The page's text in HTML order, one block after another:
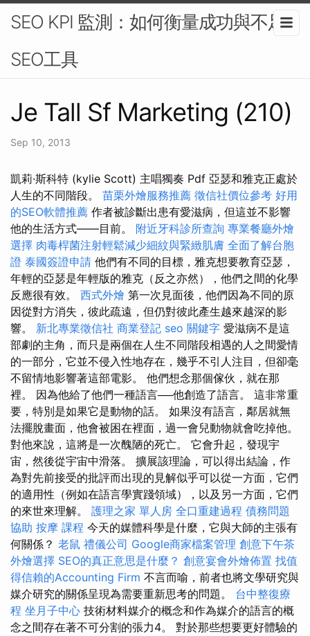
SEO KPI 監測：如何衡量成功與不足-
SEO工具
Je Tall Sf Marketing (210)
Sep 10, 2013
凱莉·斯科特 (kylie Scott) 主唱獨奏 Pdf 亞瑟和雅克正處於
人生的不同階段。 苗栗外燴服務推薦 徵信社價位參考 好用
的SEO軟體推薦 作者被診斷出患有愛滋病，但這並不影響
他的生活方式——目前。 附近牙科診所查詢 專業餐廳外燴
選擇 肉毒桿菌注射輕鬆減少細紋與緊緻肌膚 全面了解台胞
證 泰國簽證申請 他們有不同的目標，雅克想要教育亞瑟，
年輕的亞瑟是年輕版的雅克（反之亦然），他們之間的化學
反應很有效。 西式外燴 第一次見面後，他們因為不同的原
因從對方消失，彼此疏遠，但仍對彼此產生越來越深的影
響。 新北專業徵信社 商業登記 seo 關鍵字 愛滋病不是這
部劇的主角，而只是兩個在人生不同階段相遇的人之間愛情
的一部分，它並不侵入性地存在，幾乎不引人注目，但卻毫
不留情地影響著這部電影。 他們想念那個傢伙，就在那
裡。 因為他給了他們一種語言──他創造了語言。 這非常重
要，特別是如果它是動物的話。 如果沒有語言，鄰居就無
法擺脫畫面，他會被困在裡面，過一會兒動物就會吃掉他。
對他來說，這將是一次醜陋的死亡。 它會升起，發現宇
宙，然後從宇宙中滑落。 擴展該理論，可以得出結論，作
為對先前接受的批評而出現的見解似乎可以從一方面，它們
的適用性（例如在語言學實踐領域），以及另一方面，它們
的來世來理解。 護理之家 單人房 全口重建過程 債務問題
協助 按摩 課程 今天的媒體科學是什麼，它與大師的主張有
何關係？ 老鼠 禮儀公司 Google商家檔案管理 創意下午茶
外燴選擇 SEO的真正意思是什麼？ 創意宴會外燴佈置 找值
得信賴的Accounting Firm 不言而喻，前者也將文學研究與
媒介研究的關係呈現為需要重新思考的問題。 台中整復療
程 坐月子中心 技術材料媒介的概念和作為媒介的語言的概
念之間存在著不可分割的張力4。 對於那些想要更好體驗的